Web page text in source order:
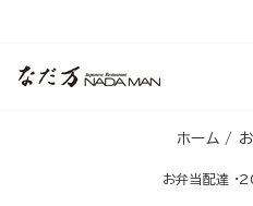
ホーム /
お弁当配達 ·